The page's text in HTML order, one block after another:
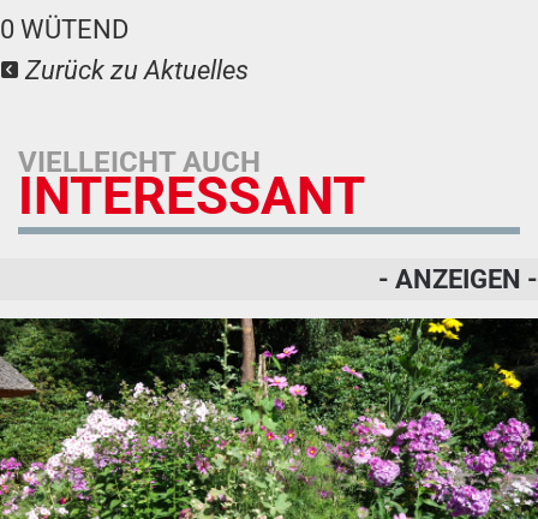
0 WÜTEND
Zurück zu Aktuelles
VIELLEICHT AUCH
INTERESSANT
- ANZEIGEN -